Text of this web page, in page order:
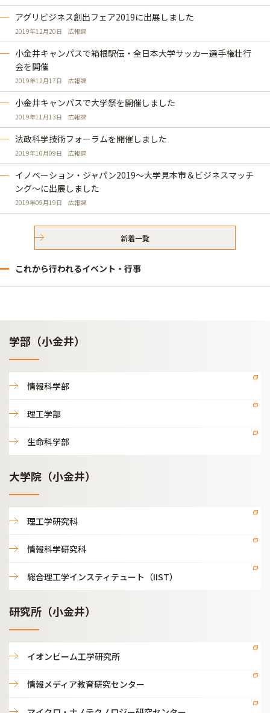
アグリビジネス創出フェア2019に出展しました
2019年12月20日 広報課
小金井キャンパスで箱根駅伝・全日本大学サッカー選手権壮行
会を開催
2019年12月17日 広報課
小金井キャンパスで大学祭を開催しました
2019年11月13日 広報課
法政科学技術フォーラムを開催しました
2019年10月09日 広報課
イノベーション・ジャパン2019～大学見本市＆ビジネスマッチ
ング～に出展しました
2019年09月19日 広報課
新着一覧
これから行われるイベント・行事
学部（小金井）
情報科学部
理工学部
生命科学部
大学院（小金井）
理工学研究科
情報科学研究科
総合理工学インスティテュート（IIST）
研究所（小金井）
イオンビーム工学研究所
情報メディア教育研究センター